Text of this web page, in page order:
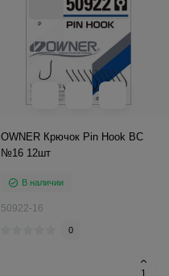
OWNER Крючок Pin Hook BC
№16 12шт
В наличии
50922-16
0